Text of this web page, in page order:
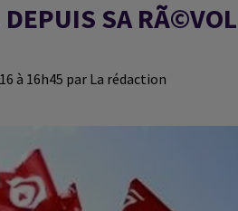
SA
à 16h45 par La rédaction